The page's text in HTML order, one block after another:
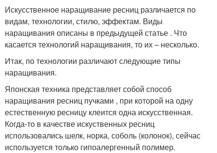
Искусственное наращивание ресниц различается по
видам, технологии, стилю, эффектам. Виды
наращивания описаны в предыдущей статье . Что
касается технологий наращивания, то их – несколько.
Итак, по технологии различают следующие типы
наращивания.
Японская техника представляет собой способ
наращивания ресниц пучками , при которой на одну
естественную ресницу клеится одна искусственная.
Когда-то в качестве искуственных ресниц
использовались шелк, норка, соболь (колонок), сейчас
используется только гипоалергенный полимер.